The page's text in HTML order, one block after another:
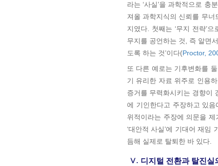
라는 ‘사실’을 과학적으로 충
져올 과학지식의 신뢰를 무
지였다. 첫째는 ‘무지 전략’
무지를 공언하는 것, 즉 알면
도록 하는 것’이다(Proctor,
또 다른 예로는 기후변화를
기 유리한 자료 위주로 인용
증거를 무력화시키는 경향이
에 기인한다고 주장하고 있
위적이라는 주장에 의문을 제
‘대안적 사실’에 기대어 재임
듬해 실제로 탈퇴한 바 있다.
Ⅴ. 디지털 전환과 탈진실